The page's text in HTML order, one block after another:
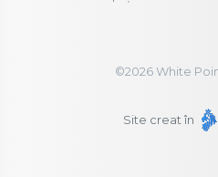
©2026White
Site creat în